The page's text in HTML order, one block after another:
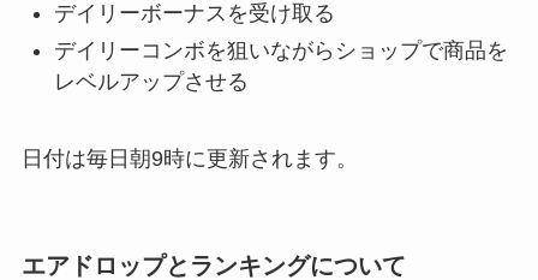
デイリーボーナスを受け取る
デイリーコンボを狙いながらショップで商品を
レベルアップさせる
日付は毎日朝9時に更新されます。
エアドロップとランキングについて